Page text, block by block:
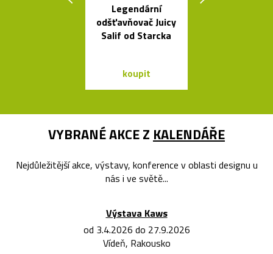
Legendární
odšťavňovač Juicy
Salif od Starcka
koupit
VYBRANÉ AKCE Z KALENDÁŘE
Nejdůležitější akce, výstavy, konference v oblasti designu u
nás i ve světě...
Výstava Kaws
od 3.4.2026 do 27.9.2026
Vídeň, Rakousko